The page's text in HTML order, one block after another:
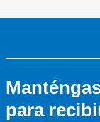
para